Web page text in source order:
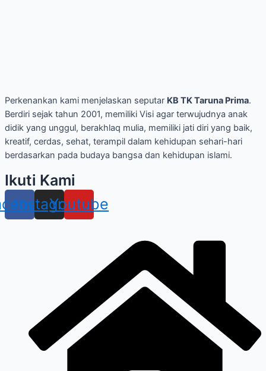
Perkenankan kami menjelaskan seputar KB TK Taruna Prima.
Berdiri sejak tahun 2001, memiliki Visi agar terwujudnya anak
didik yang unggul, berakhlaq mulia, memiliki jati diri yang baik,
kreatif, cerdas, sehat, terampil dalam kehidupan sehari-hari
berdasarkan pada budaya bangsa dan kehidupan islami.
Ikuti Kami
Instagram
Youtube